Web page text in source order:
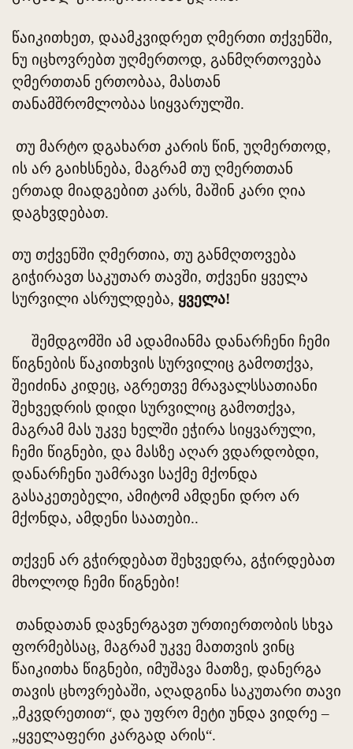
წაიკითხეთ, დაამკვიდრეთ ღმერთი თქვენში,
ნუ იცხოვრებთ უღმერთოდ, განმღრთოვება
ღმერთთან ერთობაა, მასთან
თანამშრომლობაა სიყვარულში.
თუ მარტო დგახართ კარის წინ, უღმერთოდ,
ის არ გაიხსნება, მაგრამ თუ ღმერთთან
ერთად მიადგებით კარს, მაშინ კარი ღია
დაგხვდებათ.
თუ თქვენში ღმერთია, თუ განმღთოვება
გიჭირავთ საკუთარ თავში, თქვენი ყველა
სურვილი ასრულდება, ყველა!
შემდგომში ამ ადამიანმა დანარჩენი ჩემი
წიგნების წაკითხვის სურვილიც გამოთქვა,
შეიძინა კიდეც, აგრეთვე მრავალსსათიანი
შეხვედრის დიდი სურვილიც გამოთქვა,
მაგრამ მას უკვე ხელში ეჭირა სიყვარული,
ჩემი წიგნები, და მასზე აღარ ვდარდობდი,
დანარჩენი უამრავი საქმე მქონდა
გასაკეთებელი, ამიტომ ამდენი დრო არ
მქონდა, ამდენი საათები..
თქვენ არ გჭირდებათ შეხვედრა, გჭირდებათ
მხოლოდ ჩემი წიგნები!
თანდათან დავნერგავთ ურთიერთობის სხვა
ფორმებსაც, მაგრამ უკვე მათთვის ვინც
წაიკითხა წიგნები, იმუშავა მათზე, დანერგა
თავის ცხოვრებაში, აღადგინა საკუთარი თავი
„მკვდრეთით“, და უფრო მეტი უნდა ვიდრე –
„ყველაფერი კარგად არის“.